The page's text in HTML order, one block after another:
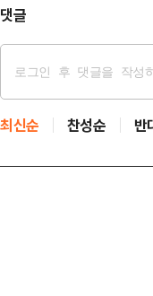
댓글
최신순 찬성순 반